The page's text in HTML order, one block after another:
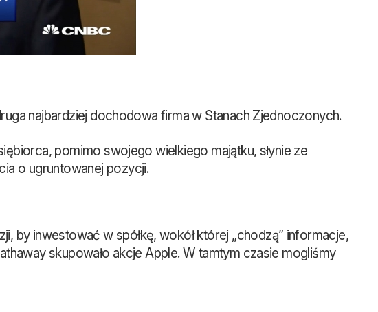
najbardziej dochodowa firma w Stanach Zjednoczonych.
pomimo swojego wielkiego majątku, słynie ze
o ugruntowanej pozycji.
by inwestować w spółkę, wokół której „chodzą” informacje,
skupowało akcje Apple. W tamtym czasie mogliśmy